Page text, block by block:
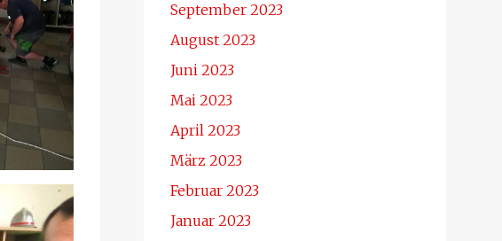
September 2023
August 2023
Juni 2023
Mai 2023
April 2023
März 2023
Februar 2023
Januar 2023